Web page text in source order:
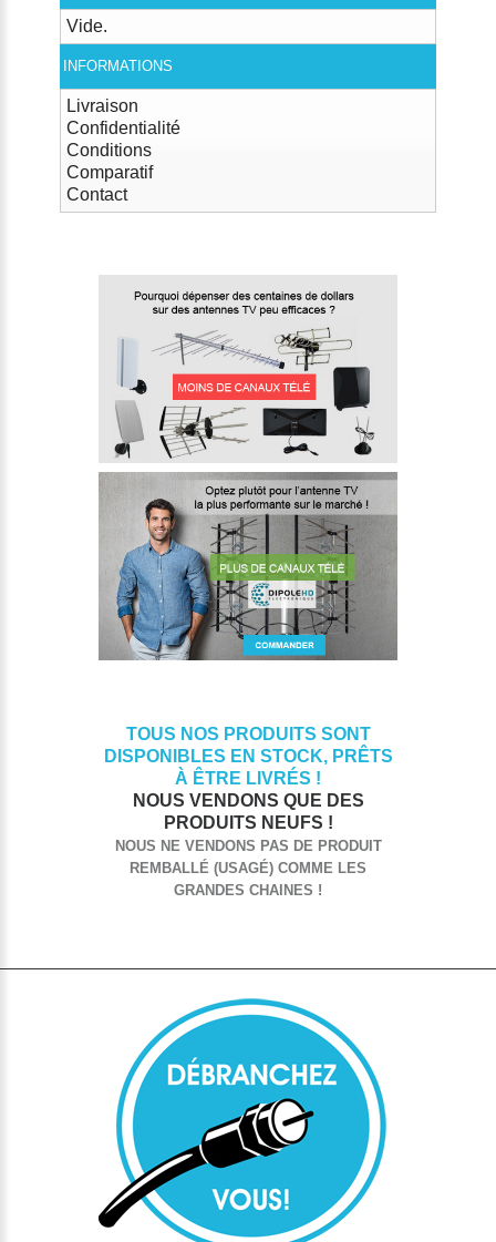
Vide.
INFORMATIONS
Livraison
Confidentialité
Conditions
Comparatif
Contact
TOUS NOS PRODUITS SONT
DISPONIBLES EN STOCK, PRÊTS
À ÊTRE LIVRÉS !
NOUS VENDONS QUE DES
PRODUITS NEUFS !
NOUS NE VENDONS PAS DE PRODUIT
REMBALLÉ (USAGÉ) COMME LES
GRANDES CHAINES !